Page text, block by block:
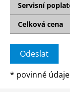
Servisní
Celková cena
* povinné údaje